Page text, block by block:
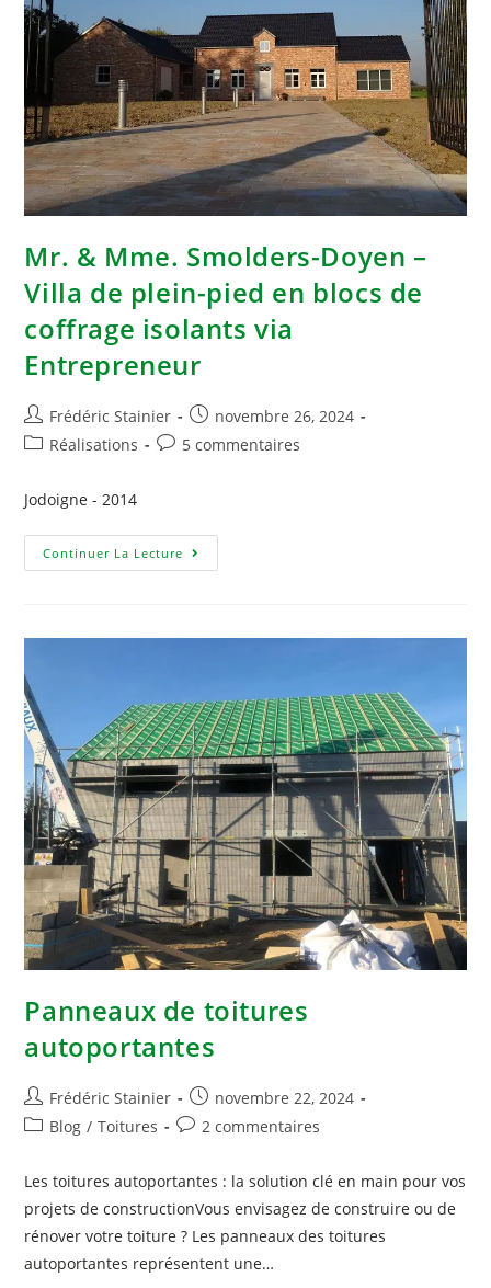
Mr. & Mme. Smolders-Doyen –
Villa de plein-pied en blocs de
coffrage isolants via
Entrepreneur
Frédéric Stainier
novembre 26, 2024
Réalisations
5 commentaires
Jodoigne - 2014
Continuer La Lecture
Panneaux de toitures
autoportantes
Frédéric Stainier
novembre 22, 2024
Blog / Toitures 2 commentaires
Les toitures autoportantes : la solution clé en main pour vos
projets de constructionVous envisagez de construire ou de
rénover votre toiture ? Les panneaux des toitures
autoportantes représentent une…